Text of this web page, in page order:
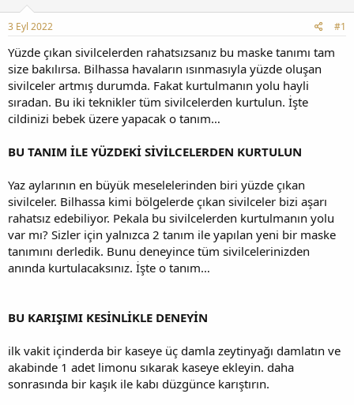
b
a
ş
a
t
a
n
ç
a
r
i
h
3 Eyl 2022 #1
Yüzde çıkan sivilcelerden rahatsızsanız bu maske tanımı tam
size bakılırsa. Bilhassa havaların ısınmasıyla yüzde oluşan
sivilceler artmış durumda. Fakat kurtulmanın yolu hayli
sıradan. Bu iki teknikler tüm sivilcelerden kurtulun. İşte
cildinizi bebek üzere yapacak o tanım…
BU TANIM İLE YÜZDEKİ SİVİLCELERDEN KURTULUN
Yaz aylarının en büyük meselelerinden biri yüzde çıkan
sivilceler. Bilhassa kimi bölgelerde çıkan sivilceler bizi aşarı
rahatsız edebiliyor. Pekala bu sivilcelerden kurtulmanın yolu
var mı? Sizler için yalnızca 2 tanım ile yapılan yeni bir maske
tanımını derledik. Bunu deneyince tüm sivilcelerinizden
anında kurtulacaksınız. İşte o tanım…
BU KARIŞIMI KESİNLİKLE DENEYİN
ilk vakit içinderda bir kaseye üç damla zeytinyağı damlatın ve
akabinde 1 adet limonu sıkarak kaseye ekleyin. daha
sonrasında bir kaşık ile kabı düzgünce karıştırın.